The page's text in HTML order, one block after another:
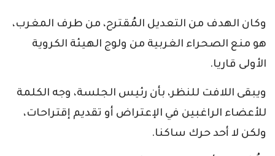
وكان الهدف من التعديل المُقترح، من طرف المغرب،
هو منع الصحراء الغربية من ولوج الهيئة الكروية
الأولى قاريا.
ويبقى اللافت للنظر، بأن رئيس الجلسة، وجه الكلمة
للأعضاء الراغبين في الإعتراض أو تقديم إقتراحات،
ولكن لا أحد حرك ساكنا.